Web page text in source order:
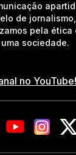
de
pela
sociedade.
no YouTube!